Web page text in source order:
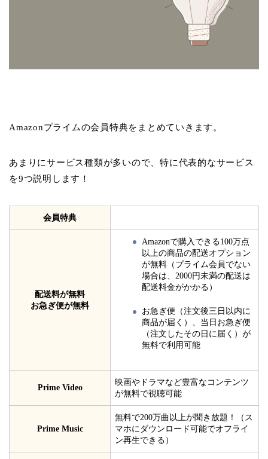
Amazonプライムの会員特典をまとめていきます。
あまりにサービス種類が多いので、特に代表的なサービス
を9つ説明します！
会員特典
配送料が無料
お急ぎ便が無料
Amazonで購入できる100万点
以上の商品の配送オプション
が無料（プライム会員でない
場合は、2000円未満の配送は
配送料金がかかる）
お急ぎ便（注文後三日以内に
商品が届く）、当日お急ぎ便
（注文したその日に届く）が
無料で利用可能
Prime Video
映画やドラマなど豊富なコンテンツ
が無料で視聴可能
Prime Music
無料で200万曲以上が聞き放題！（ス
マホにダウンロード可能でオフライ
ン再生できる）